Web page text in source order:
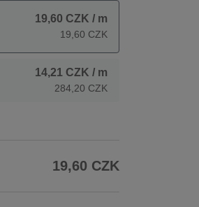
19,60 CZK / m
19,60 CZK
14,21 CZK / m
284,20 CZK
19,60 CZK